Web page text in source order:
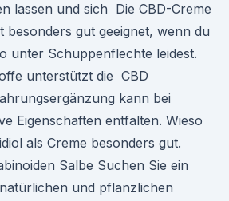
lassen und sich Die CBD-Creme
besonders gut geeignet, wenn du
unter Schuppenflechte leidest.
unterstützt die CBD
kann bei
Eigenschaften entfalten. Wieso
als Creme besonders gut.
Salbe Suchen Sie ein
und pflanzlichen